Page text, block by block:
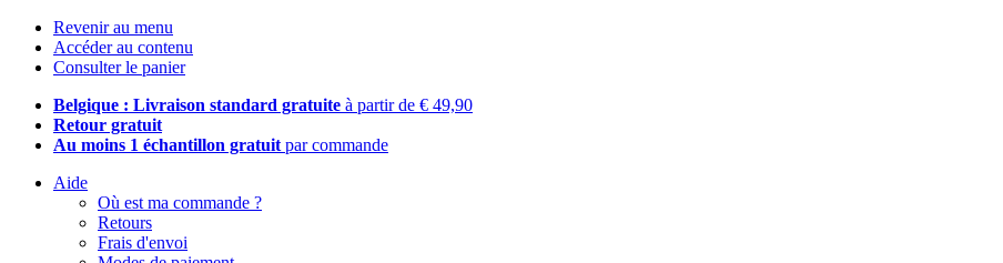
Revenir au menu
Accéder au contenu
Consulter le panier
Belgique : Livraison standard gratuite à partir de € 49,90
Retour gratuit
Au moins 1 échantillon gratuit par commande
Aide
Où est ma commande ?
Retours
Frais d'envoi